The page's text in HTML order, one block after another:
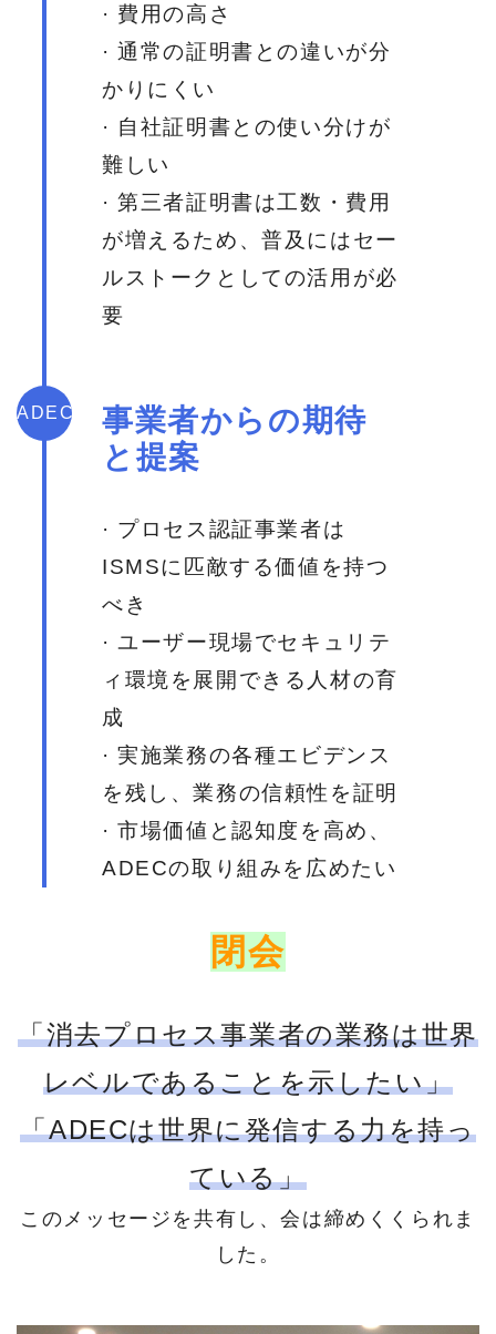
· 費用の高さ
· 通常の証明書との違いが分
かりにくい
· 自社証明書との使い分けが
難しい
· 第三者証明書は工数・費用
が増えるため、普及にはセー
ルストークとしての活用が必
要
ADEC
事業者からの期待
と提案
· プロセス認証事業者は
ISMSに匹敵する価値を持つ
べき
· ユーザー現場でセキュリテ
ィ環境を展開できる人材の育
成
· 実施業務の各種エビデンス
を残し、業務の信頼性を証明
· 市場価値と認知度を高め、
ADECの取り組みを広めたい
閉会
「消去プロセス事業者の業務は世界
レベルであることを示したい」
「ADECは世界に発信する力を持っ
ている」
このメッセージを共有し、会は締めくくられま
した。